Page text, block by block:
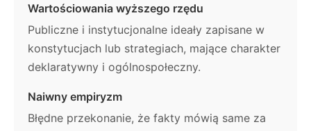
Wartościowania wyższego rzędu
Publiczne i instytucjonalne ideały zapisane w
konstytucjach lub strategiach, mające charakter
deklaratywny i ogólnospołeczny.
Naiwny empiryzm
Błędne przekonanie, że fakty mówią same za